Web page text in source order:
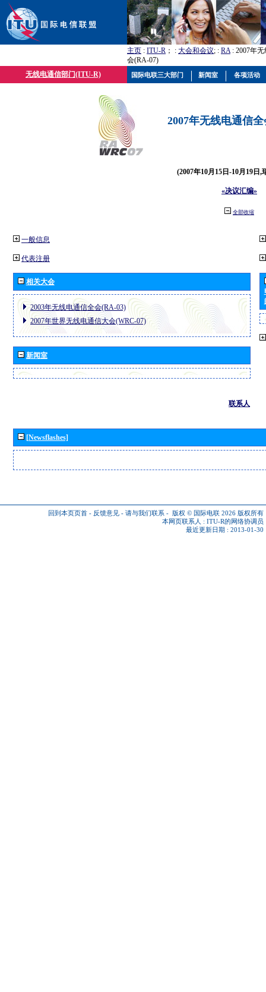
主页 : ITU-R ； : 大会和会议; : RA: 2007年
会(RA-07)
无线电通信部门(ITU-R)
2007年无线电通信
(2007年10月15日-10月19日,
«决议汇编»
全部收缩
一般信息
代表注册
相关大会
2003年无线电通信全会(RA-03)
2007年世界无线电通信大会(WRC-07)
新闻室
联系人
[Newsflashes]
回到本页页首 - 反馈意见 - 请与我们联系 - 版权 © 国际电联 2026 版权所有
本网页联系人 : ITU-R的网络协调员
最近更新日期 : 2013-01-30
国际电联三大部门 新闻室 各项活动